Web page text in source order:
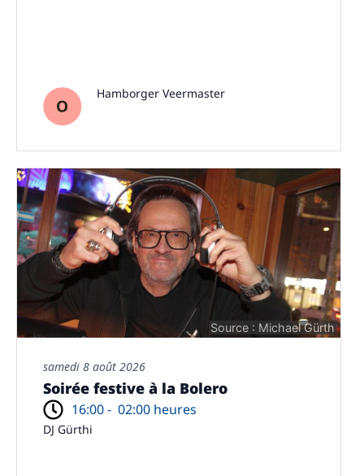
Hamborger Veermaster
Source : Michael Gürth
samedi 8 août 2026
Soirée festive à la Bolero
16:00 - 02:00 heures
DJ Gürthi